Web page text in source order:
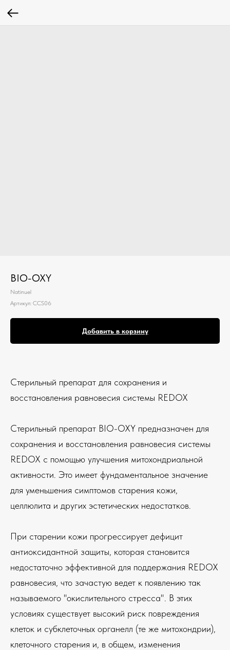
BIO-OXY
Natinuel
Артикул: CCS06
Добавить в корзину
Стерильный препарат для сохранения и
восстановления равновесия системы REDOX
Стерильный препарат BIO-OXY предназначен для
сохранения и восстановления равновесия системы
REDOX с помощью улучшения митохондриальной
активности. Это имеет фундаментальное значение
для уменьшения симптомов старения кожи,
целлюлита и других эстетических недостатков.
При старении кожи прогрессирует дефицит
антиоксидантной защиты, которая становится
недостаточно эффективной для поддержания REDOX
равновесия, что зачастую ведет к появлению так
называемого "окислительного стресса". В этих
условиях существует высокий риск повреждения
клеток и субклеточных органелл (те же митохондрии),
клеточного старения и, в общем, изменения